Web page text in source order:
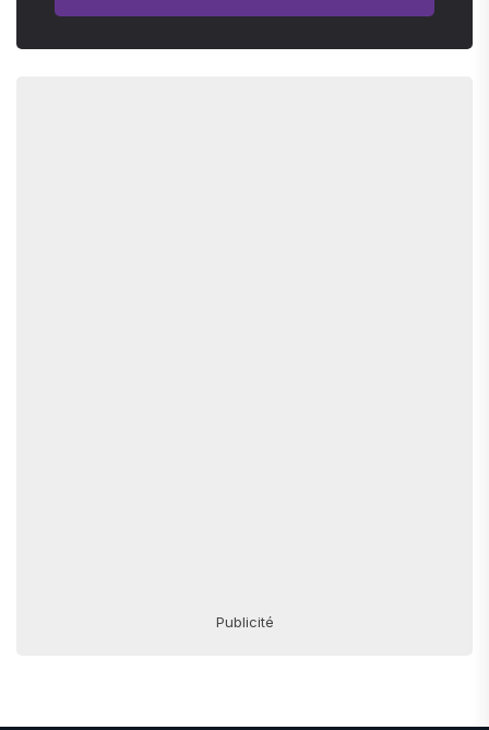
Publicité